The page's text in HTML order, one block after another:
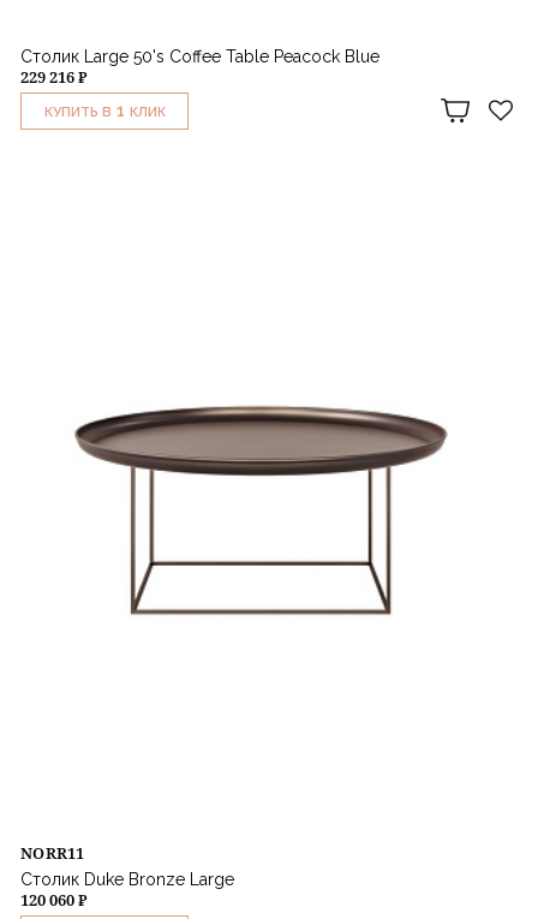
Столик Large 50's Coffee Table Peacock Blue
229 216 ₽
КУПИТЬ В 1 КЛИК
NORR11
Столик Duke Bronze Large
120 060 ₽